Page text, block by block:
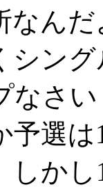
なん
シン
なさ
予選
しかし